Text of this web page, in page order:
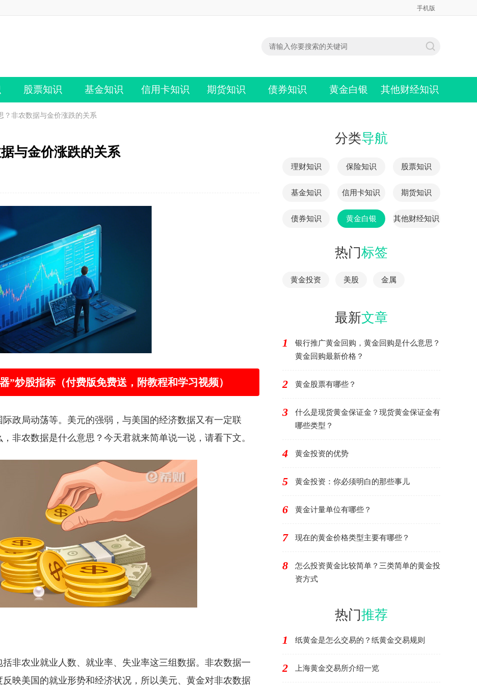
手机版
股票知识 基金知识 信用卡知识 期货知识 债券知识 黄金白银 其他财经知识
？非农数据与金价涨跌的关系
与金价涨跌的关系
”炒股指标（付费版免费送，附教程和学习视频）
政局动荡等。美元的强弱，与美国的经济数据又有一定联
非农数据是什么意思？今天君就来简单说一说，请看下文。
非农业就业人数、就业率、失业率这三组数据。非农数据一
映美国的就业形势和经济状况，所以美元、黄金对非农数据
分类导航
理财知识 保险知识 股票知识
基金知识 信用卡知识 期货知识
债券知识 黄金白银 其他财经知识
热门标签
黄金投资 美股 金属
最新文章
1
银行推广黄金回购，黄金回购是什么意思？
黄金回购最新价格？
2 黄金股票有哪些？
3
什么是现货黄金保证金？现货黄金保证金有
哪些类型？
4 黄金投资的优势
5 黄金投资：你必须明白的那些事儿
6 黄金计量单位有哪些？
7 现在的黄金价格类型主要有哪些？
8
怎么投资黄金比较简单？三类简单的黄金投
资方式
热门推荐
1 纸黄金是怎么交易的？纸黄金交易规则
2 上海黄金交易所介绍一览